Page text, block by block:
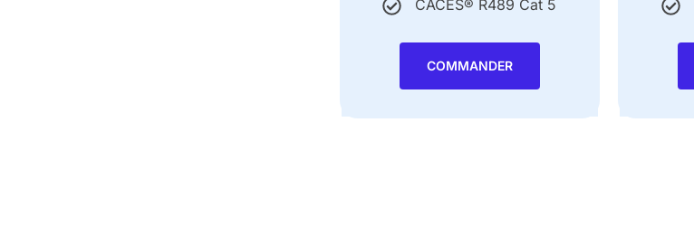
CACES® R489 Cat 5
COMMANDER